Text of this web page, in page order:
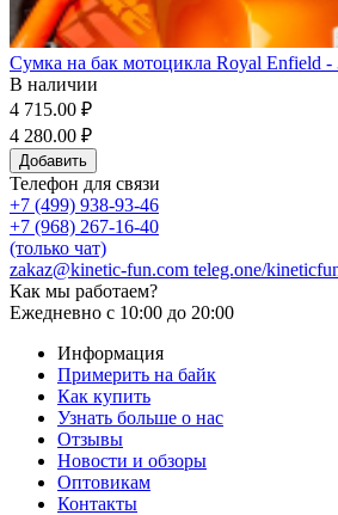
Сумка на бак мотоцикла Royal Enfield -
В наличии
4 715.00 ₽
4 280.00 ₽
Добавить
Телефон для связи
+7 (499) 938-93-46
+7 (968) 267-16-40
(только чат)
zakaz@kinetic-fun.com teleg.one/
Как мы работаем?
Ежедневно с 10:00 до 20:00
Информация
Примерить на байк
Как купить
Узнать больше о нас
Отзывы
Новости и обзоры
Оптовикам
Контакты